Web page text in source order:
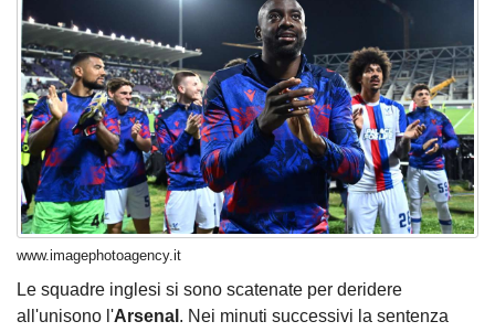
www.imagephotoagency.it
Le squadre inglesi si sono scatenate per deridere
all'unisono l'Arsenal . Nei minuti successivi la sentenza